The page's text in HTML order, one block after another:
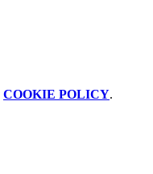
COOKIE POLICY.